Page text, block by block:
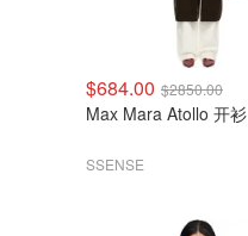
$684.00 $2850.00
Max Mara Atollo 开衫
SSENSE